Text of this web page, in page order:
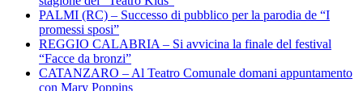
PALMI (RC) – Successo di pubblico per la parodia de “I
promessi sposi”
REGGIO CALABRIA – Si avvicina la finale del festival
“Facce da bronzi”
CATANZARO – Al Teatro Comunale domani appuntamento
con Mary Poppins